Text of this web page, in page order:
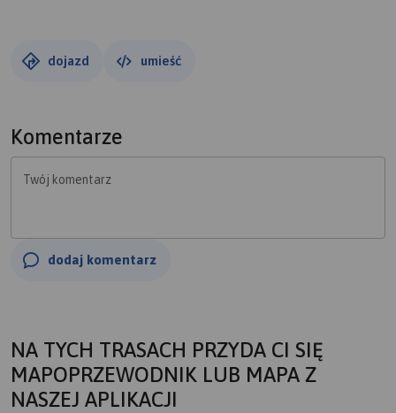
dojazd umieść
Komentarze
Twój komentarz
dodaj komentarz
NA TYCH TRASACH PRZYDA CI SIĘ
MAPOPRZEWODNIK LUB MAPA Z
NASZEJ APLIKACJI